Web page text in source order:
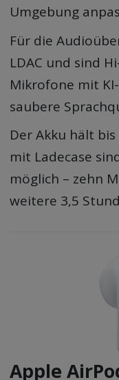
Umgebung
Für die
LDAC und sind
Mikrofone mit
saubere
Der Akku hält
mit Ladecase
möglich – zehn
weitere 3,5
Apple